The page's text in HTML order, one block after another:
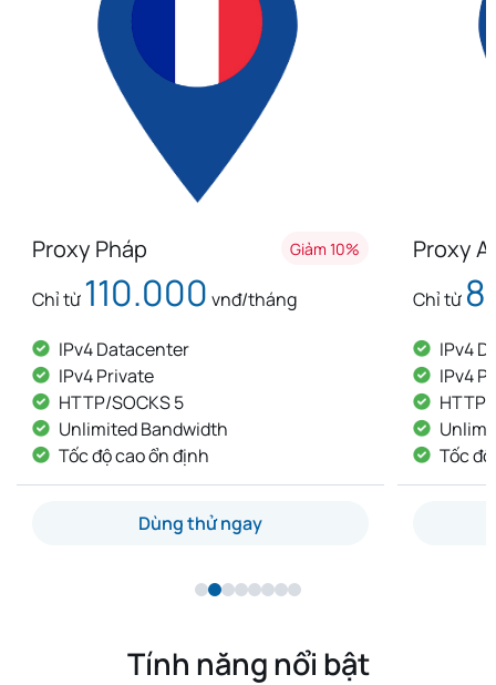
Proxy Pháp Giảm 10%
Chỉ từ 110.000 vnđ/tháng
IPv4 Datacenter
IPv4 Private
HTTP/SOCKS 5
Unlimited Bandwidth
Tốc độ cao ổn định
Dùng thử ngay
Proxy
Chỉ từ
IPv4
IPv4
HTTP/
Tốc
Tính năng nổi bật